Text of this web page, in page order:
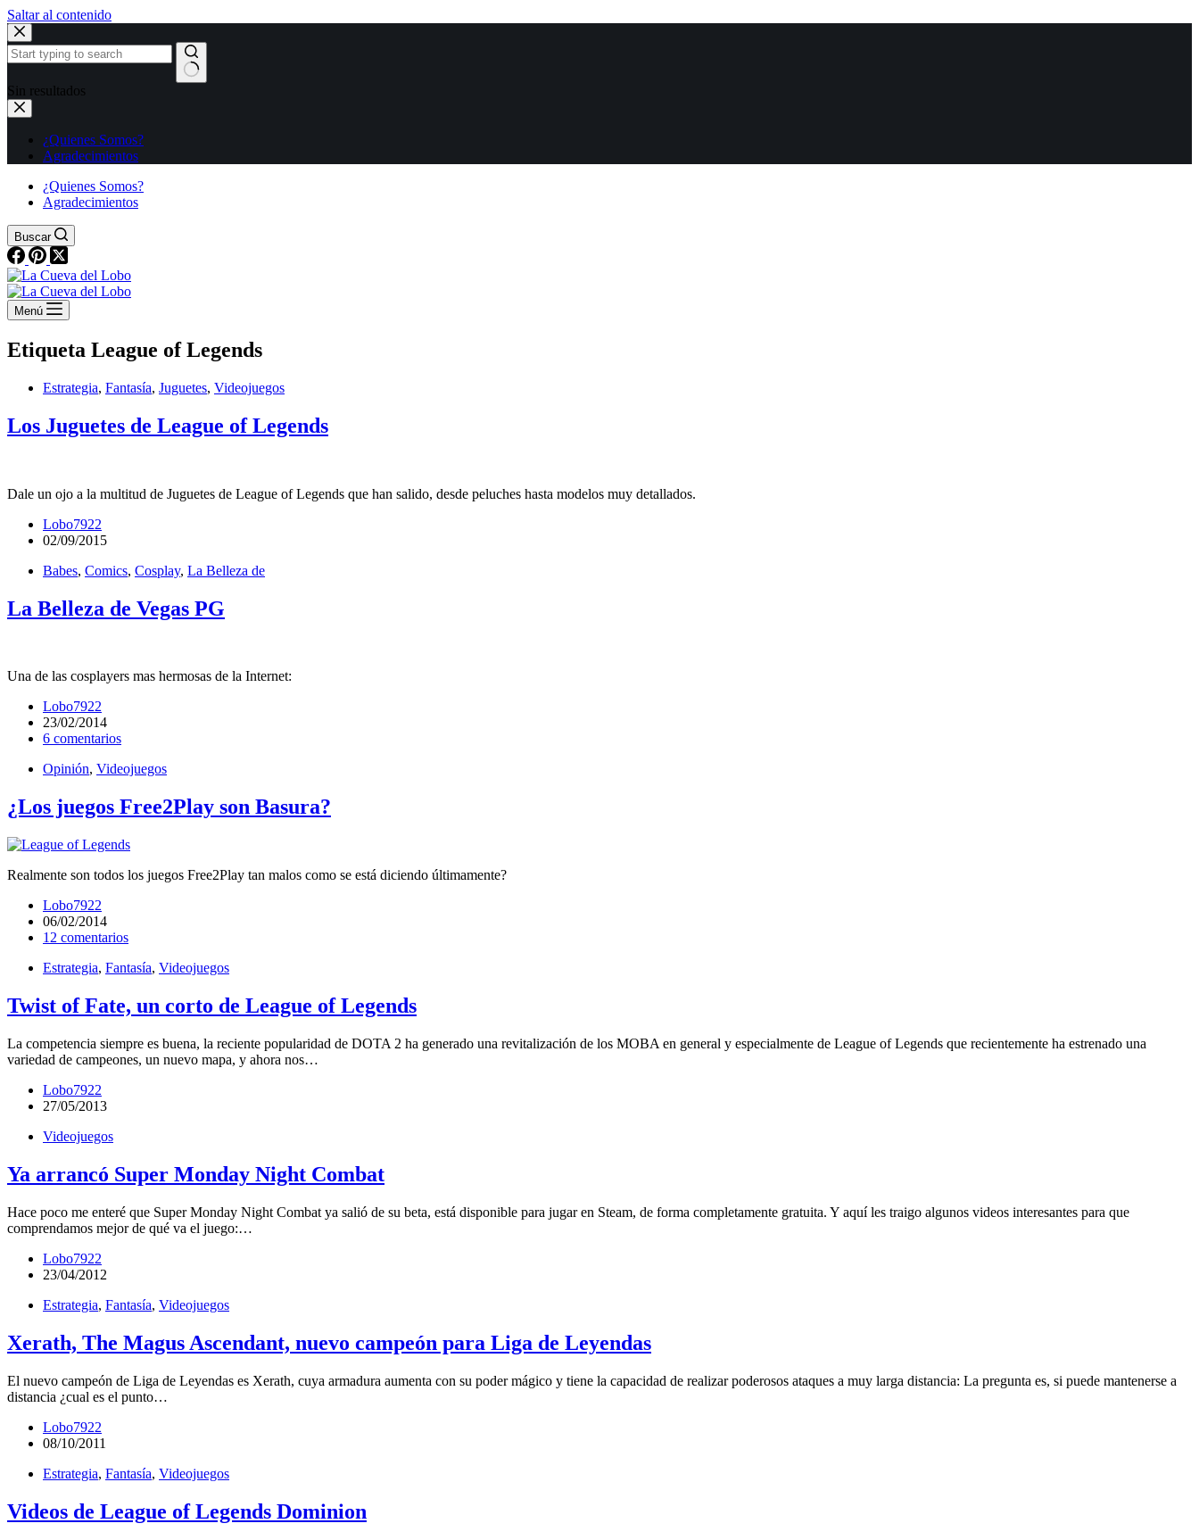
Saltar al contenido
Sin resultados
¿Quienes Somos?
Agradecimientos
¿Quienes Somos?
Agradecimientos
Buscar
Menú
Etiqueta League of Legends
Estrategia, Fantasía, Juguetes, Videojuegos
Los Juguetes de League of Legends
Dale un ojo a la multitud de Juguetes de League of Legends que han salido, desde peluches hasta modelos muy detallados.
Lobo7922
02/09/2015
Babes, Comics, Cosplay, La Belleza de
La Belleza de Vegas PG
Una de las cosplayers mas hermosas de la Internet:
Lobo7922
23/02/2014
6 comentarios
Opinión, Videojuegos
¿Los juegos Free2Play son Basura?
Realmente son todos los juegos Free2Play tan malos como se está diciendo últimamente?
Lobo7922
06/02/2014
12 comentarios
Estrategia, Fantasía, Videojuegos
Twist of Fate, un corto de League of Legends
La competencia siempre es buena, la reciente popularidad de DOTA 2 ha generado una revitalización de los MOBA en general y especialmente de League of Legends que recientemente ha estrenado una
variedad de campeones, un nuevo mapa, y ahora nos…
Lobo7922
27/05/2013
Videojuegos
Ya arrancó Super Monday Night Combat
Hace poco me enteré que Super Monday Night Combat ya salió de su beta, está disponible para jugar en Steam, de forma completamente gratuita. Y aquí les traigo algunos videos interesantes para que
comprendamos mejor de qué va el juego:…
Lobo7922
23/04/2012
Estrategia, Fantasía, Videojuegos
Xerath, The Magus Ascendant, nuevo campeón para Liga de Leyendas
El nuevo campeón de Liga de Leyendas es Xerath, cuya armadura aumenta con su poder mágico y tiene la capacidad de realizar poderosos ataques a muy larga distancia: La pregunta es, si puede mantenerse a
distancia ¿cual es el punto…
Lobo7922
08/10/2011
Estrategia, Fantasía, Videojuegos
Videos de League of Legends Dominion